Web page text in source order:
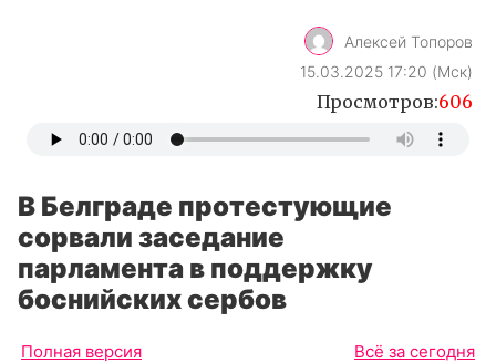
Алексей Топоров
15.03.2025 17:20 (Мск)
Просмотров:606
В Белграде протестующие
сорвали заседание
парламента в поддержку
боснийских сербов
Полная версия Всё за сегодня